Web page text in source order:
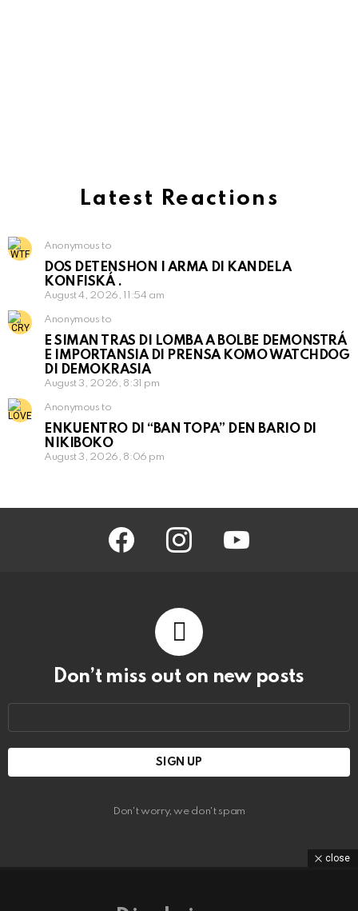
Latest Reactions
Anonymous to
DOS DETENSHON I ARMA DI KANDELA
KONFISKÁ .
August 4, 2026, 11:54 am
Anonymous to
E SIMAN TRAS DI LOMBA A BOLBE DEMONSTRÁ
E IMPORTANSIA DI PRENSA KOMO WATCHDOG
DI DEMOKRASIA
August 3, 2026, 8:31 pm
Anonymous to
ENKUENTRO DI “BAN TOPA” DEN BARIO DI
NIKIBOKO
August 3, 2026, 8:06 pm
facebook instagram
Don’t miss out on new posts
Don't worry, we don't spam
close